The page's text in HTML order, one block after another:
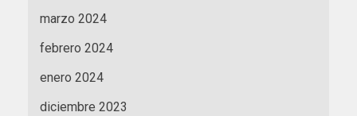
marzo 2024
febrero 2024
enero 2024
diciembre 2023